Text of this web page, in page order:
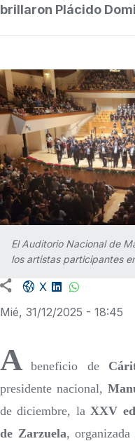
brillaron Plácido
El Auditorio Nacional de
los artistas participantes
Facebook share
X LinkedIn
Mié, 31/12/2025 - 18:45
Abeneficio de
presidente nacional,
de diciembre, laXXV
de Zarzuela,